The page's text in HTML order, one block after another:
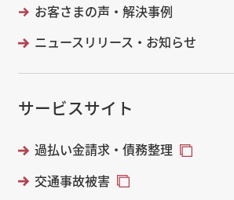
お客さまの声・解決事例
ニュースリリース・お知らせ
サービスサイト
過払い金請求・債務整理
交通事故被害